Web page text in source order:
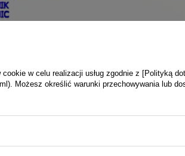
w celu realizacji usług zgodnie z [Polityką
Możesz określić warunki przechowywania lub